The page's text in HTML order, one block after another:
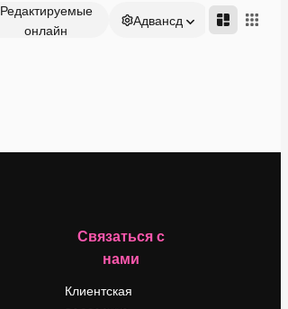
Редактируемые
онлайн
Адвансд
Связаться с
нами
Клиентская